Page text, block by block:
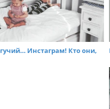
Инстаграм! Кто они,